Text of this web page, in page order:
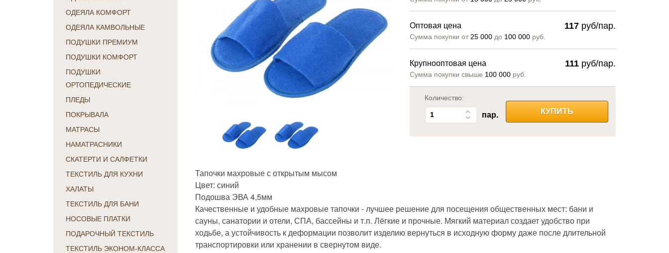
ОДЕЯЛА КОМФОРТ
ОДЕЯЛА КАМВОЛЬНЫЕ
ПОДУШКИ ПРЕМИУМ
ПОДУШКИ КОМФОРТ
ПОДУШКИ
ОРТОПЕДИЧЕСКИЕ
ПЛЕДЫ
ПОКРЫВАЛА
МАТРАСЫ
НАМАТРАСНИКИ
СКАТЕРТИ И САЛФЕТКИ
ТЕКСТИЛЬ ДЛЯ КУХНИ
ХАЛАТЫ
ТЕКСТИЛЬ ДЛЯ БАНИ
НОСОВЫЕ ПЛАТКИ
ПОДАРОЧНЫЙ ТЕКСТИЛЬ
ТЕКСТИЛЬ ЭКОНОМ-КЛАССА
Оптовая цена
Сумма покупки от 25 000до 100 000руб.
117 руб/пар.
Крупнооптовая цена
Сумма покупки свыше 100 000руб.
111 руб/пар.
Количество:
пар. КУПИТЬ
Тапочки махровые с открытым мысом
Цвет: синий
Подошва ЭВА 4,5мм
Качественные и удобные махровые тапочки - лучшее решение для посещения общественных мест: бани и
сауны, санатории и отели, СПА, бассейны и т.п. Лёгкие и прочные. Мягкий материал создает удобство при
ходьбе, а устойчивость к деформации позволит изделию вернуться в исходную форму даже после длительной
транспортировки или хранении в свернутом виде.